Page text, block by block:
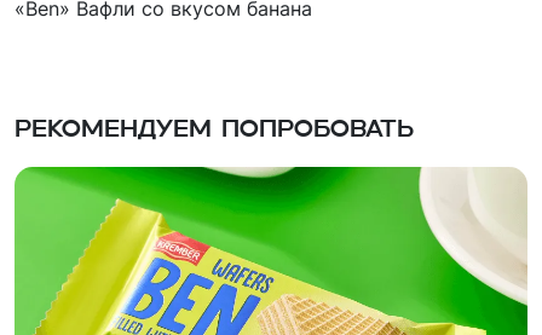
«Ben» Вафли со вкусом банана
Рекомендуем попробовать